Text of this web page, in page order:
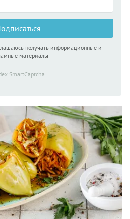
получать информационные и
материалы
SmartCaptcha